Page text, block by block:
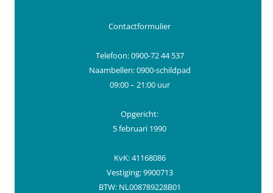
Contactformulier
Telefoon: 0900-72 44 537
Naambellen: 0900-schildpad
09:00 – 21:00 uur
Opgericht:
5 februari 1990
KvK: 41168086
Vestiging: 9900713
BTW: NL008789228B01